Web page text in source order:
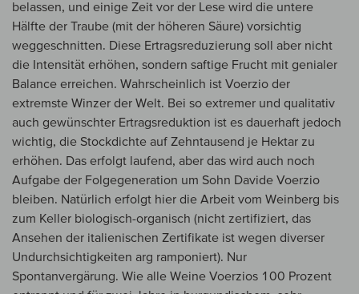
belassen, und einige Zeit vor der Lese wird die untere
Hälfte der Traube (mit der höheren Säure) vorsichtig
weggeschnitten. Diese Ertragsreduzierung soll aber nicht
die Intensität erhöhen, sondern saftige Frucht mit genialer
Balance erreichen. Wahrscheinlich ist Voerzio der
extremste Winzer der Welt. Bei so extremer und qualitativ
auch gewünschter Ertragsreduktion ist es dauerhaft jedoch
wichtig, die Stockdichte auf Zehntausend je Hektar zu
erhöhen. Das erfolgt laufend, aber das wird auch noch
Aufgabe der Folgegeneration um Sohn Davide Voerzio
bleiben. Natürlich erfolgt hier die Arbeit vom Weinberg bis
zum Keller biologisch-organisch (nicht zertifiziert, das
Ansehen der italienischen Zertifikate ist wegen diverser
Undurchsichtigkeiten arg ramponiert). Nur
Spontanvergärung. Wie alle Weine Voerzios 100 Prozent